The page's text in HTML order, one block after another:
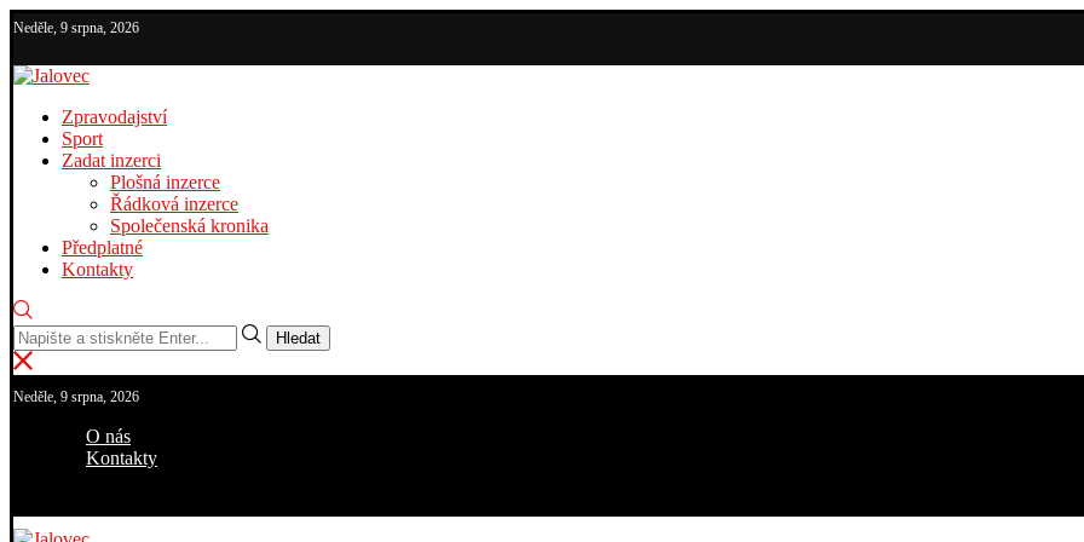
Neděle, 9 srpna, 2026
Zpravodajství
Sport
Zadat inzerci
Plošná inzerce
Řádková inzerce
Společenská kronika
Předplatné
Kontakty
Hledat
Neděle, 9 srpna, 2026
O nás
Kontakty